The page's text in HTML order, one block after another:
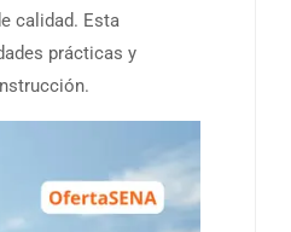
calidad. Esta
prácticas y